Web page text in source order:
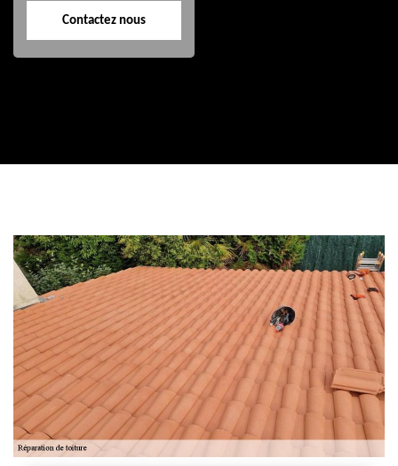
Contactez nous